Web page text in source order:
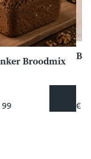
Broodmix
€